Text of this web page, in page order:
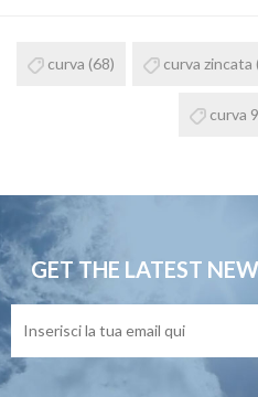
curva (68) curva zincata
curva
GET THE LATEST